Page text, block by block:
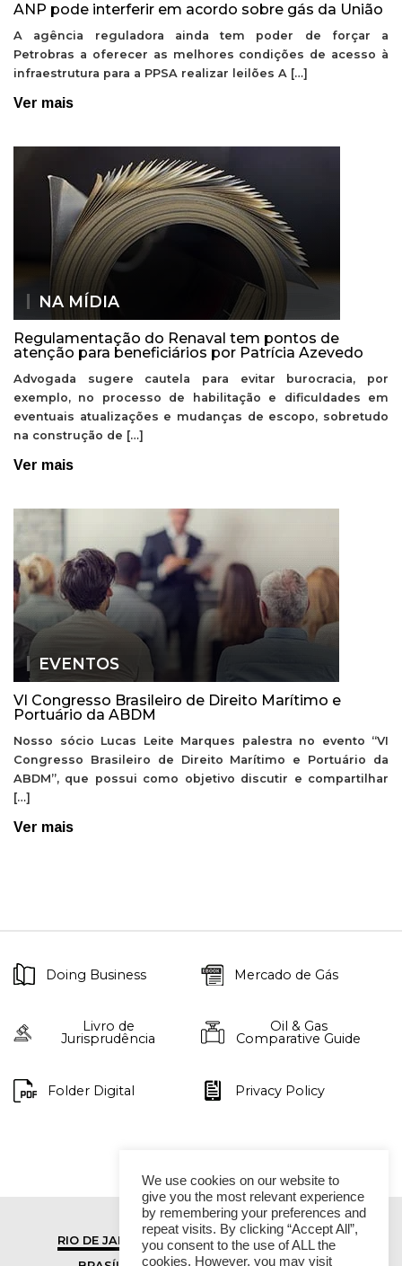
ANP pode interferir em acordo sobre gás da União
A agência reguladora ainda tem poder de forçar a
Petrobras a oferecer as melhores condições de acesso à
infraestrutura para a PPSA realizar leilões A […]
Ver mais
NA MÍDIA
Regulamentação do Renaval tem pontos de
atenção para beneficiários por Patrícia Azevedo
Advogada sugere cautela para evitar burocracia, por
exemplo, no processo de habilitação e dificuldades em
eventuais atualizações e mudanças de escopo, sobretudo
na construção de […]
Ver mais
EVENTOS
VI Congresso Brasileiro de Direito Marítimo e
Portuário da ABDM
Nosso sócio Lucas Leite Marques palestra no evento “VI
Congresso Brasileiro de Direito Marítimo e Portuário da
ABDM”, que possui como objetivo discutir e compartilhar
[…]
Ver mais
Doing Business Mercado de Gás
Livro de
Jurisprudência
Oil & Gas
Comparative Guide
Folder Digital Privacy Policy
RIO DE JANEIRO
SÃO PAULO
We use cookies on our website to
give you the most relevant experience
by remembering your preferences and
repeat visits. By clicking “Accept All”,
you consent to the use of ALL the
cookies. However, you may visit